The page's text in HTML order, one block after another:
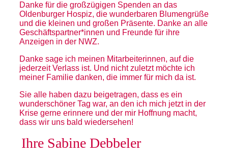
Danke für die großzügigen Spenden an das
Oldenburger Hospiz, die wunderbaren Blumengrüße
und die kleinen und großen Präsente. Danke an alle
Geschäftspartner*innen und Freunde für ihre
Anzeigen in der NWZ.
Danke sage ich meinen Mitarbeiterinnen, auf die
jederzeit Verlass ist. Und nicht zuletzt möchte ich
meiner Familie danken, die immer für mich da ist.
Sie alle haben dazu beigetragen, dass es ein
wunderschöner Tag war, an den ich mich jetzt in der
Krise gerne erinnere und der mir Hoffnung macht,
dass wir uns bald wiedersehen!
Ihre Sabine Debbeler